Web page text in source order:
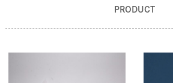
PRODUCT